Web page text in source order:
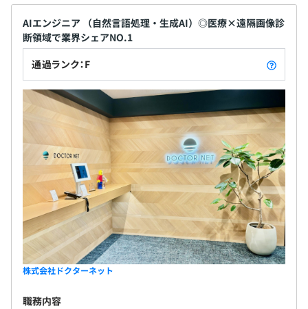
AIエンジニア （自然言語処理・生成AI）◎医療×遠隔画像診
断領域で業界シェアNO.1
通過ランク：F
株式会社ドクターネット
職務内容